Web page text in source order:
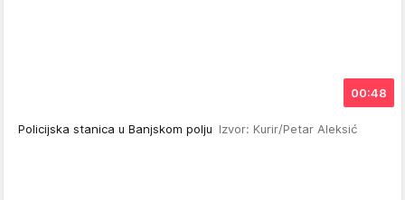
00:48
Policijska stanica u Banjskom polju Izvor: Kurir/Petar Aleksić